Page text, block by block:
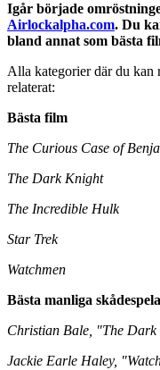
Igår började
Airlockalpha.com. Du
bland annat som bästa
Alla kategorier där du kan
relaterat:
Bästa film
The Curious Case of
The Dark Knight
The Incredible Hulk
Star Trek
Watchmen
Bästa manliga
Christian Bale, "The
Jackie Earle Haley,